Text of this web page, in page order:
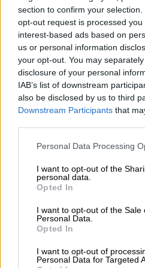
section to confirm your
opt-out request is processed
interest-based ads based on
us or personal information
your opt-out. You may
disclosure of your personal
IAB’s list of downstream
also be disclosed by us to third
Downstream Participants that
Personal Data Processing
I want to opt-out of the
personal data.
Opted In
I want to opt-out of the Sale
Personal Data.
Opted In
I want to opt-out of
Personal Data for Targeted
El Conflicto de Oriente
Un Nuevo Orden
en Construcción
Geopolítica de Crisis
Por Carlos
Clara Campoamor: Mi
Por María Pérez Herrero